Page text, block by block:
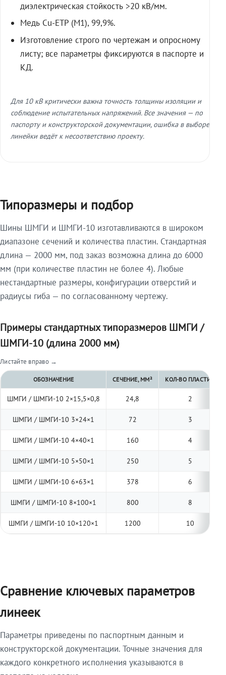
диэлектрическая стойкость >20 кВ/мм.
Медь Cu-ETP (M1), 99,9%.
Изготовление строго по чертежам и опросному
листу; все параметры фиксируются в паспорте и
КД.
Для 10 кВ критически важна точность толщины изоляции и
соблюдение испытательных напряжений. Все значения — по
паспорту и конструкторской документации, ошибка в выборе
линейки ведёт к несоответствию проекту.
Типоразмеры и подбор
Шины ШМГИ и ШМГИ-10 изготавливаются в широком
диапазоне сечений и количества пластин. Стандартная
длина — 2000 мм, под заказ возможна длина до 6000
мм (при количестве пластин не более 4). Любые
нестандартные размеры, конфигурации отверстий и
радиусы гиба — по согласованному чертежу.
Примеры стандартных типоразмеров ШМГИ /
ШМГИ-10 (длина 2000 мм)
Листайте вправо →
ОБОЗНАЧЕНИЕ СЕЧЕНИЕ, ММ² КОЛ-ВО ПЛАСТИН
ШМГИ / ШМГИ-10 2×15,5×0,8 24,8 2
ШМГИ / ШМГИ-10 3×24×1 72 3
ШМГИ / ШМГИ-10 4×40×1 160 4
ШМГИ / ШМГИ-10 5×50×1 250 5
ШМГИ / ШМГИ-10 6×63×1 378 6
ШМГИ / ШМГИ-10 8×100×1 800 8
ШМГИ / ШМГИ-10 10×120×1 1200 10
Сравнение ключевых параметров
линеек
Параметры приведены по паспортным данным и
конструкторской документации. Точные значения для
каждого конкретного исполнения указываются в